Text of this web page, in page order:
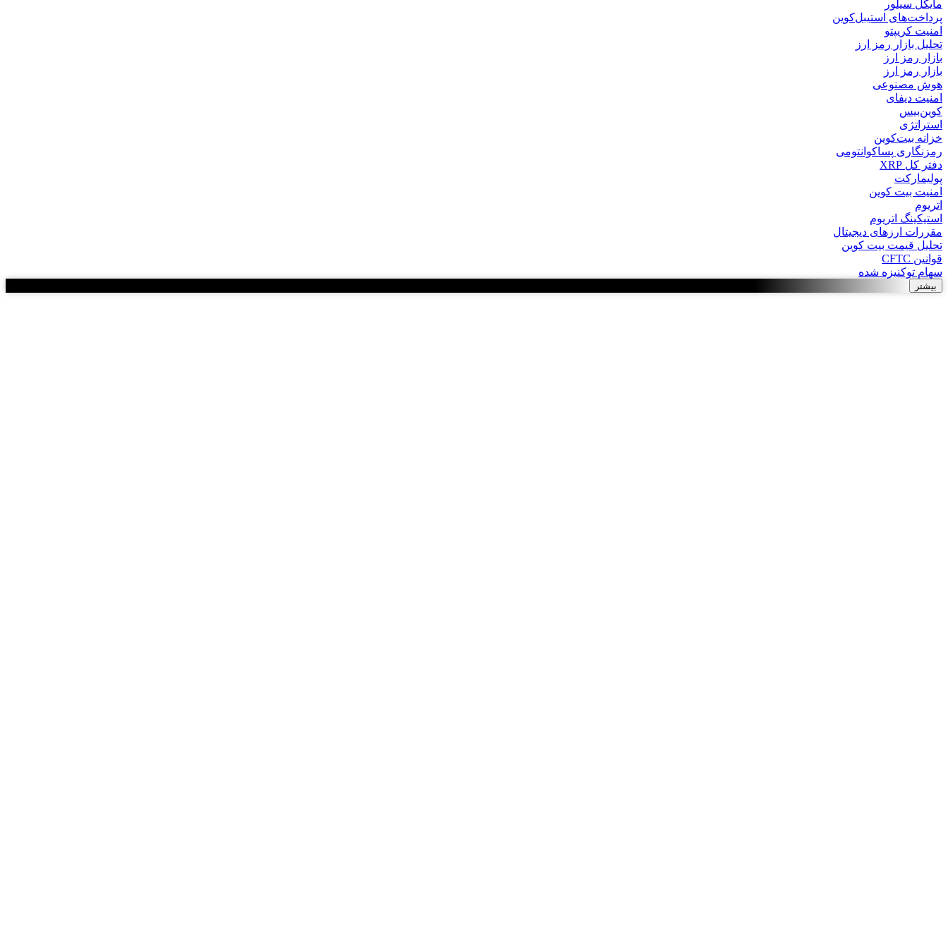
مایکل سیلور
پرداخت‌های استیبل‌کوین
امنیت کریپتو
تحلیل بازار رمز ارز
بازار رمز ارز
بازار رمز ارز
هوش مصنوعی
امنیت دیفای
کوین‌بیس
استراتژی
خزانه بیت‌کوین
رمزنگاری پساکوانتومی
دفتر کل XRP
پولیمارکت
امنیت بیت کوین
اتریوم
استیکینگ اتریوم
مقررات ارزهای دیجیتال
تحلیل قیمت بیت کوین
قوانین CFTC
سهام توکنیزه شده
بیشتر